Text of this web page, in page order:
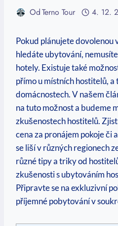
OdTerno Tour 4. 12.
Pokud ⁤plánujete dovolenou
hledáte ubytování, nemusíte
hotely.⁣ Existuje také
přímo u místních hostitelů,
domácnostech. V našem
na tuto‍ možnost a budeme
zkušenostech hostitelů.
cena ‌za pronájem pokoje či
se ⁤liší v různých regionech
různé tipy⁤ a triky od
zkušenosti s ubytováním
⁣Připravte se na exkluzivní
příjemné pobytování v